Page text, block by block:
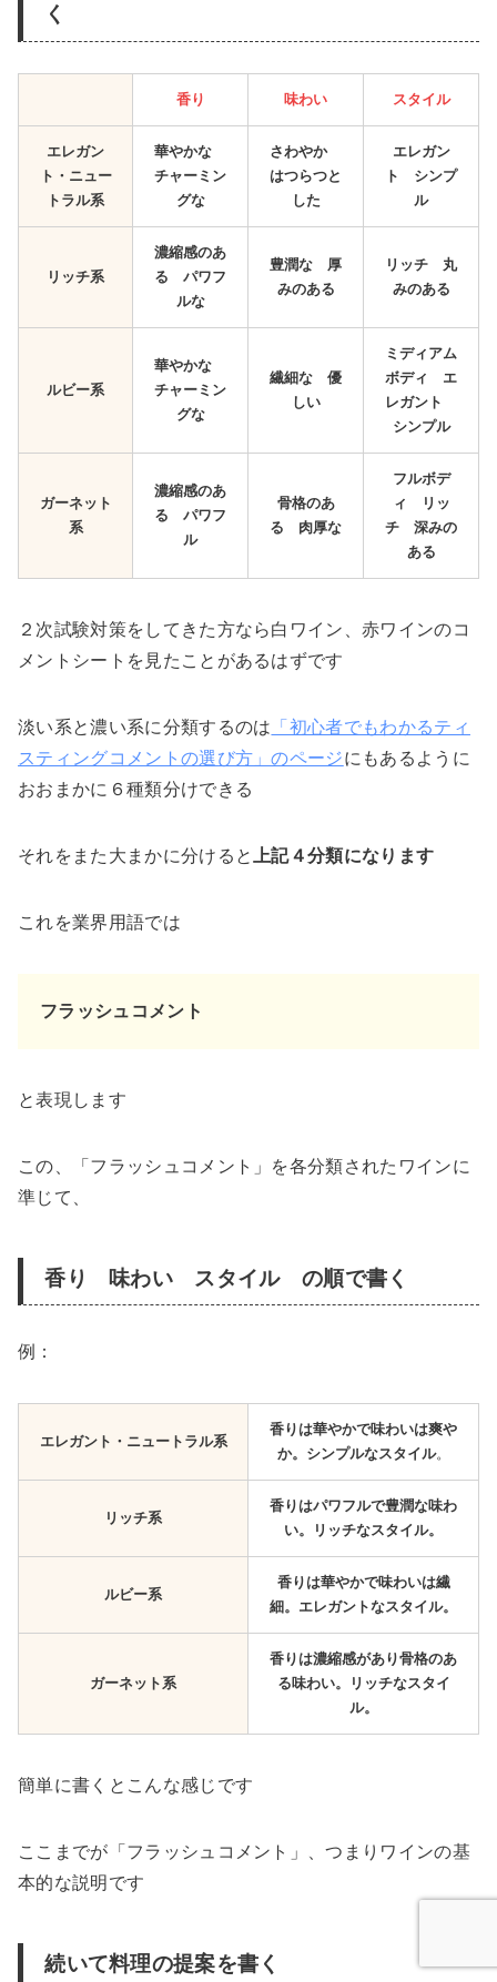
く
香り 味わい スタイル
エレガン
ト・ニュー
トラル系
華やかな
チャーミン
グな
さわやか
はつらつと
した
エレガン
ト シンプ
ル
リッチ系
濃縮感のあ
る パワフ
ルな
豊潤な 厚
みのある
リッチ 丸
みのある
ルビー系
華やかな
チャーミン
グな
繊細な 優
しい
ミディアム
ボディ エ
レガント
シンプル
ガーネット
系
濃縮感のあ
る パワフ
ル
骨格のあ
る 肉厚な
フルボデ
ィ リッ
チ 深みの
ある
２次試験対策をしてきた方なら白ワイン、赤ワインのコ
メントシートを見たことがあるはずです
淡い系と濃い系に分類するのは 「初心者でもわかるティ
スティングコメントの選び方」のページにもあるように
おおまかに６種類分けできる
それをまた大まかに分けると 上記４分類になります
これを業界用語では
フラッシュコメント
と表現します
この、「フラッシュコメント」を各分類されたワインに
準じて、
香り 味わい スタイル の順で書く
例：
エレガント・ニュートラル系
香りは華やかで味わいは爽や
か。シンプルなスタイル。
リッチ系
香りはパワフルで豊潤な味わ
い。リッチなスタイル。
ルビー系
香りは華やかで味わいは繊
細。エレガントなスタイル。
ガーネット系
香りは濃縮感があり骨格のあ
る味わい。リッチなスタイ
ル。
簡単に書くとこんな感じです
ここまでが「フラッシュコメント」、つまりワインの基
本的な説明です
続いて料理の提案を書く